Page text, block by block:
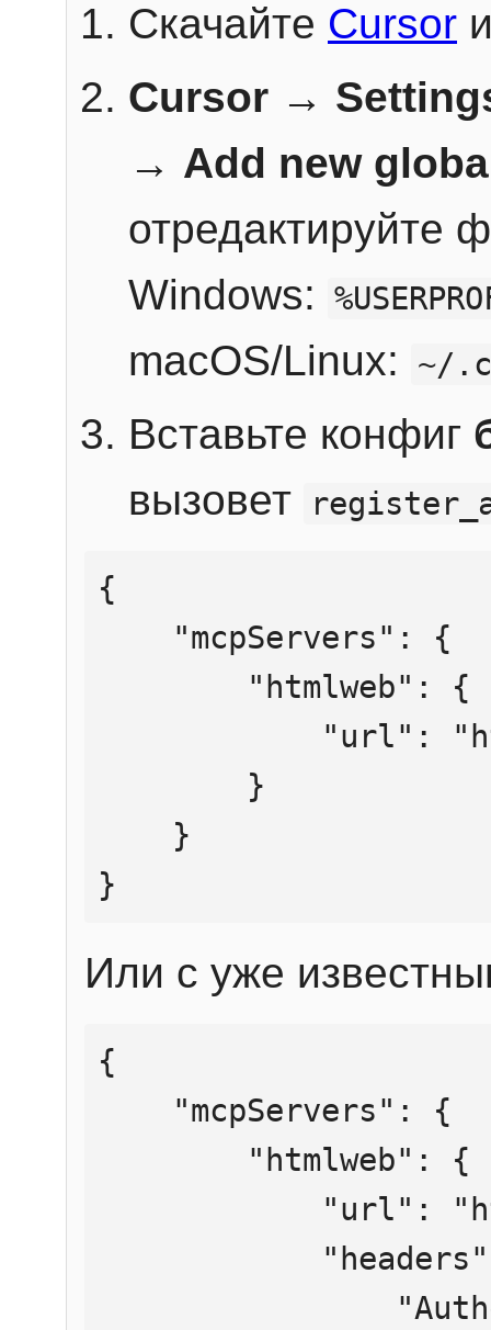
Скачайте Cursor
Cursor →
→ Add new
отредактируйте
Windows:
macOS/Linux: ~/
Вставьте конфиг
вызовет
{
}
Или с уже
{